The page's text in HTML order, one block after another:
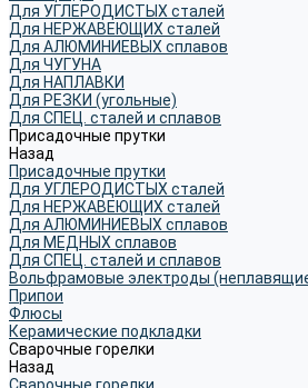
Для УГЛЕРОДИСТЫХ сталей
Для НЕРЖАВЕЮЩИХ сталей
Для АЛЮМИНИЕВЫХ сплавов
Для ЧУГУНА
Для НАПЛАВКИ
Для РЕЗКИ (угольные)
Для СПЕЦ. сталей и сплавов
Присадочные прутки
Назад
Присадочные прутки
Для УГЛЕРОДИСТЫХ сталей
Для НЕРЖАВЕЮЩИХ сталей
Для АЛЮМИНИЕВЫХ сплавов
Для МЕДНЫХ сплавов
Для СПЕЦ. сталей и сплавов
Вольфрамовые электроды
Припои
Флюсы
Керамические подкладки
Сварочные горелки
Назад